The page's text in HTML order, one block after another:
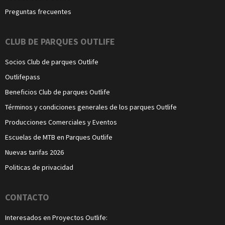
Preguntas frecuentes
CLUB DE PARQUES OUTLIFE
Socios Club de parques Outlife
Outlifepass
Beneficios Club de parques Outlife
Términos y condiciones generales de los parques Outlife
Producciones Comerciales y Eventos
Escuelas de MTB en Parques Outlife
Nuevas tarifas 2026
Politicas de privacidad
CONTACTO
Interesados en Proyectos Outlife: